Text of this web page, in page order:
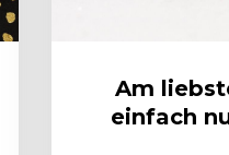
Am
einfach